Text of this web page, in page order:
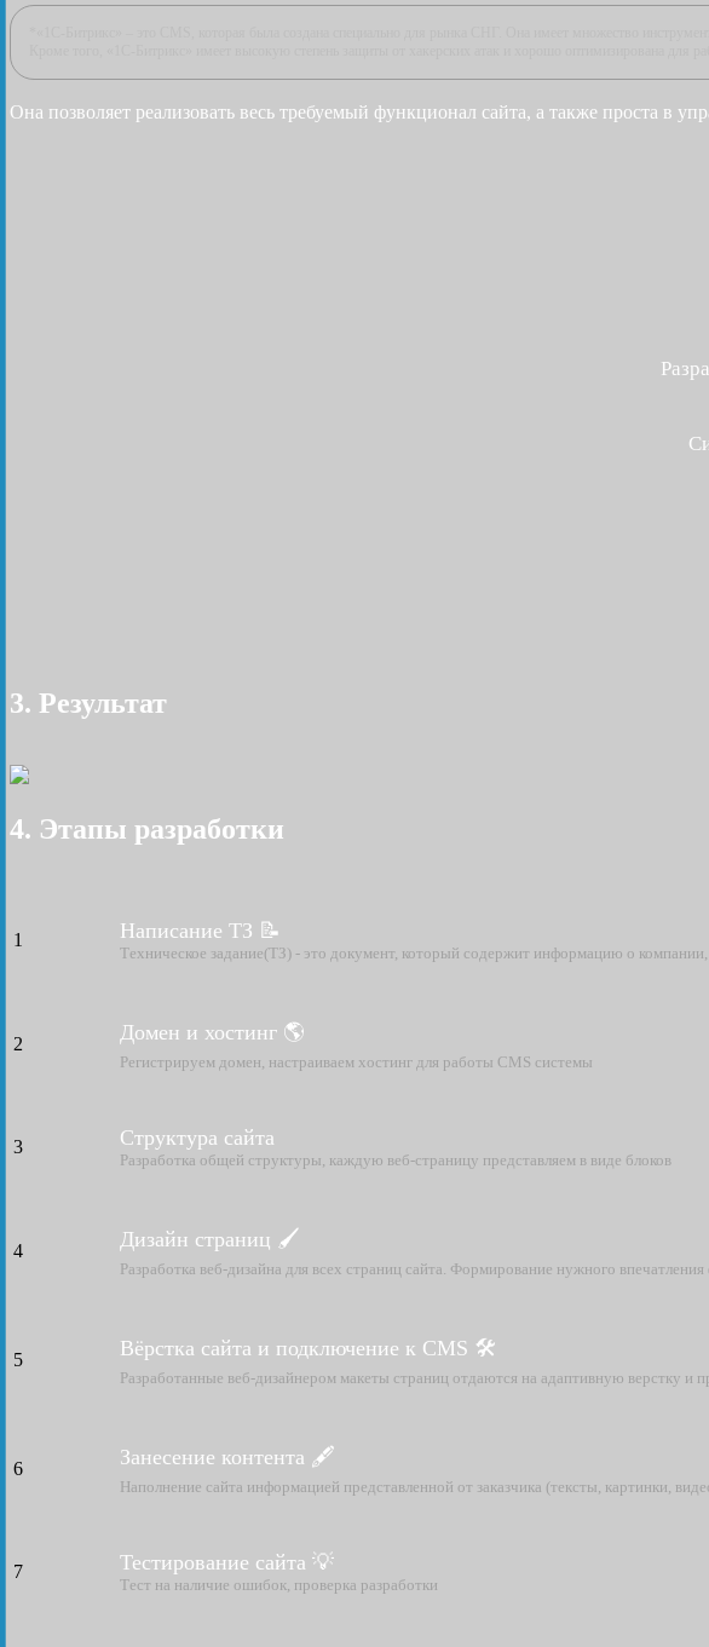
Она позволяет реализовать весь требуемый функционал сайта, а также проста в
3. Результат
4. Этапы разработки
1 Написание ТЗ 📝
Техническое задание(ТЗ) - это документ, который содержит информацию о компании,
2 Домен и хостинг 🌎
Регистрируем домен, настраиваем хостинг для работы CMS системы
3 Структура сайта
Разработка общей структуры, каждую веб-страницу представляем в виде блоков
4 Дизайн страниц 🖌
Разработка веб-дизайна для всех страниц сайта. Формирование нужного
5 Вёрстка сайта и подключение к CMS 🛠
Разработанные веб-дизайнером макеты страниц отдаются на адаптивную верстку и
6 Занесение контента 🖋
Наполнение сайта информацией представленной от заказчика (тексты, картинки,
7 Тестирование сайта 💡
Тест на наличие ошибок, проверка разработки